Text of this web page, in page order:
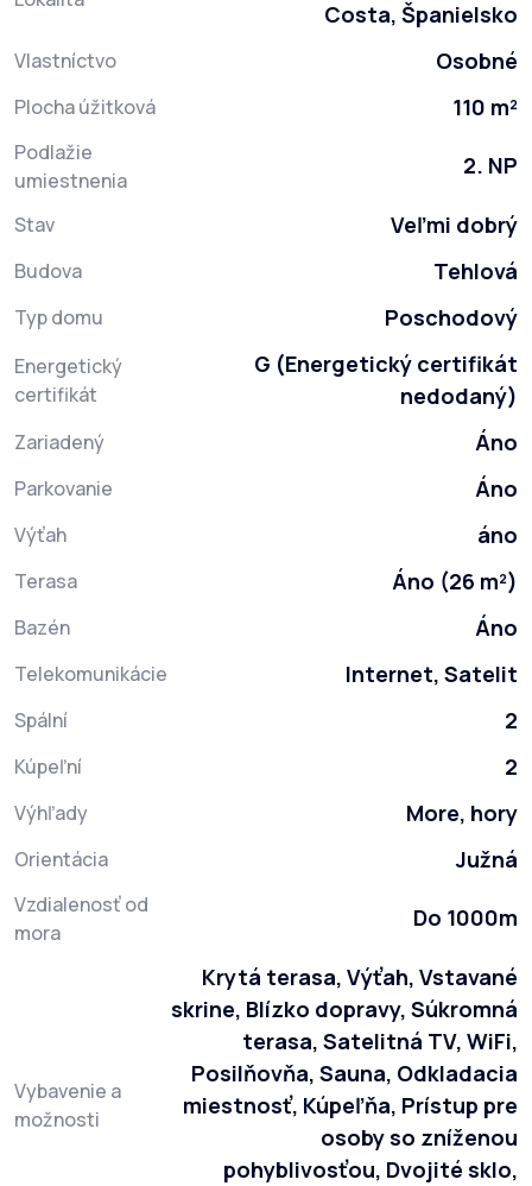
Costa, Španielsko
Vlastníctvo Osobné
Plocha úžitková 110 m²
Podlažie
umiestnenia
2. NP
Stav Veľmi dobrý
Budova Tehlová
Typ domu Poschodový
Energetický
certifikát
G (Energetický certifikát
nedodaný)
Zariadený Áno
Parkovanie Áno
Výťah áno
Terasa Áno (26 m²)
Bazén Áno
Telekomunikácie Internet, Satelit
Spální 2
Kúpeľní 2
Výhľady More, hory
Orientácia Južná
Vzdialenosť od
mora
Do 1000m
Vybavenie a
možnosti
Krytá terasa, Výťah, Vstavané
skrine, Blízko dopravy, Súkromná
terasa, Satelitná TV, WiFi,
Posilňovňa, Sauna, Odkladacia
miestnosť, Kúpeľňa, Prístup pre
osoby so zníženou
pohyblivosťou, Dvojité sklo,